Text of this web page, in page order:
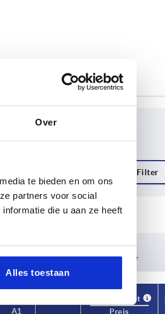
Over
te bieden en om ons
partners voor social
die u aan ze heeft
Alles toestaan
Lieferzeit auf Anfrage
Derzeit nicht auf Lager
A1 D
Verfügbarkeit
Preis
A1 D
Verfügbarkeit
Preis